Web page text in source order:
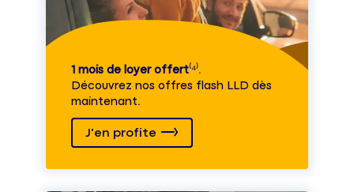
1 mois de loyer offert⁽⁴⁾.
Découvrez nos offres flash LLD dès
maintenant.
J'en profite